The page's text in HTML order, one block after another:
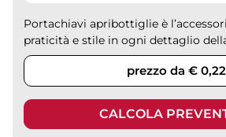
Portachiavi apribottiglie è
praticità e stile in ogni dettaglio
prezzo da € 0,22
CALCOLA